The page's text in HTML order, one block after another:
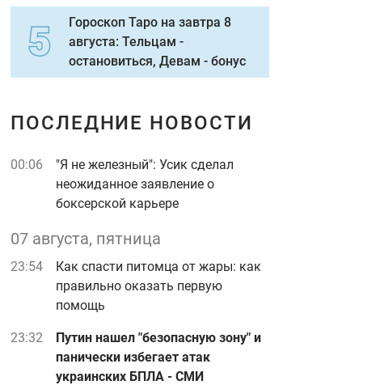
Гороскоп Таро на завтра 8
августа: Тельцам -
остановиться, Девам - бонус
ПОСЛЕДНИЕ НОВОСТИ
00:06
"Я не железный": Усик сделал
неожиданное заявление о
боксерской карьере
07 августа, пятница
23:54
Как спасти питомца от жары: как
правильно оказать первую
помощь
23:32
Путин нашел "безопасную зону" и
панически избегает атак
украинских БПЛА - СМИ